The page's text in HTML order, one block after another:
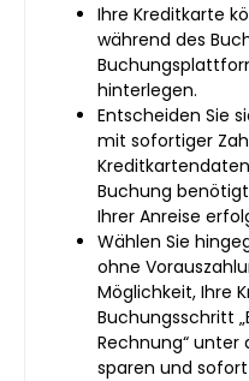
Ihre Kreditkarte
während des
hinterlegen.
Entscheiden Sie
mit sofortiger
Buchung
Ihrer Anreise
Wählen Sie
ohne
Möglichkeit, Ihre
Buchungsschritt
Rechnung“ unter
sparen und